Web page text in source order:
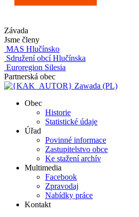
Závada
Jsme členy
MAS Hlučínsko
Sdružení obcí Hlučínska
Euroregion Silesia
Partnerská obec
Zawada (PL)
Obec
Historie
Statistické údaje
Úřad
Povinné informace
Zastupitelstvo obce
Ke stažení archív
Multimedia
Facebook
Zpravodaj
Nabídky práce
Kontakt